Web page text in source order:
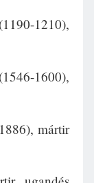
1210),
1600),
mártir